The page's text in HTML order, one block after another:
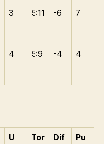
3 5:11 -6 7
4 5:9 -4 4
U
Tor
Dif
Pu